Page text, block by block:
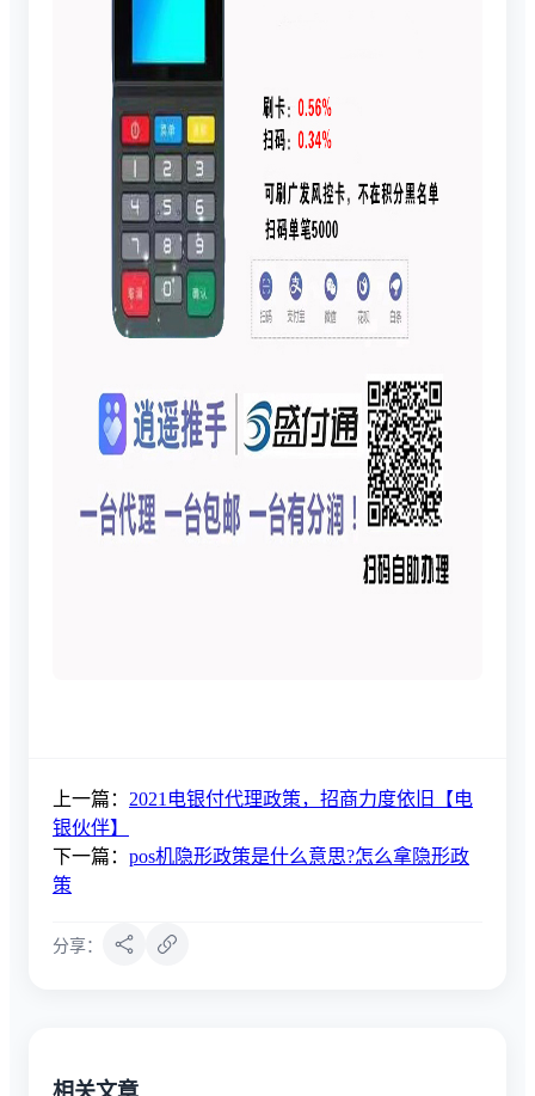
上一篇： 2021电银付代理政策，招商力度依旧【电
银伙伴】
下一篇： pos机隐形政策是什么意思?怎么拿隐形政
策
分享：
相关文章